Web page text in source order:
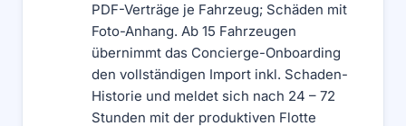
PDF-Verträge je Fahrzeug; Schäden mit
Foto-Anhang. Ab 15 Fahrzeugen
übernimmt das Concierge-Onboarding
den vollständigen Import inkl. Schaden-
Historie und meldet sich nach 24 – 72
Stunden mit der produktiven Flotte